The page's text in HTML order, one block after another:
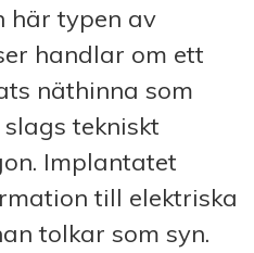
här typen av
handlar om ett
näthinna som
tekniskt
Implantatet
till elektriska
tolkar som syn.